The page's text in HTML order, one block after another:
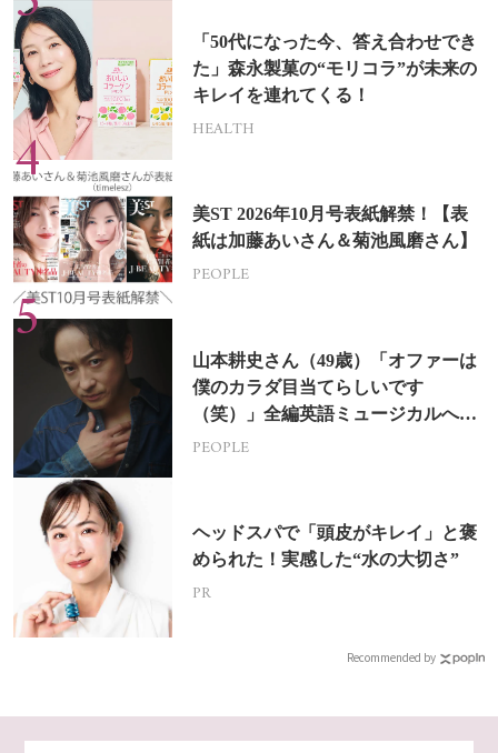
「50代になった今、答え合わせでき
た」森永製菓の“モリコラ”が未来の
キレイを連れてくる！
HEALTH
美ST 2026年10月号表紙解禁！【表
紙は加藤あいさん＆菊池風磨さん】
PEOPLE
山本耕史さん（49歳）「オファーは
僕のカラダ目当てらしいです
（笑）」全編英語ミュージカルへの
挑戦
PEOPLE
ヘッドスパで「頭皮がキレイ」と褒
められた！実感した“水の大切さ”
PR
Recommended by